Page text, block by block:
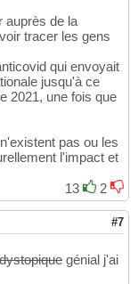
auprès de la
tracer les gens
qui envoyait
jusqu'à ce
2021, une fois que
pas ou les
l'impact et
13
2
#7
dystopique génial j'ai